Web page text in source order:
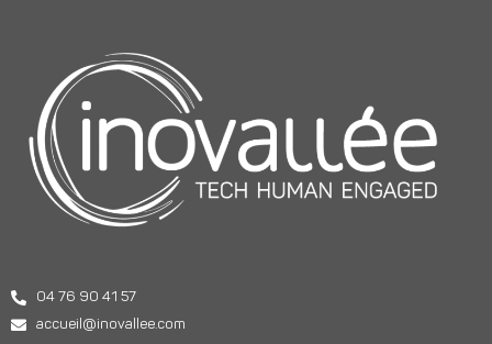
04 76 90 41 57
accueil@inovallee.com